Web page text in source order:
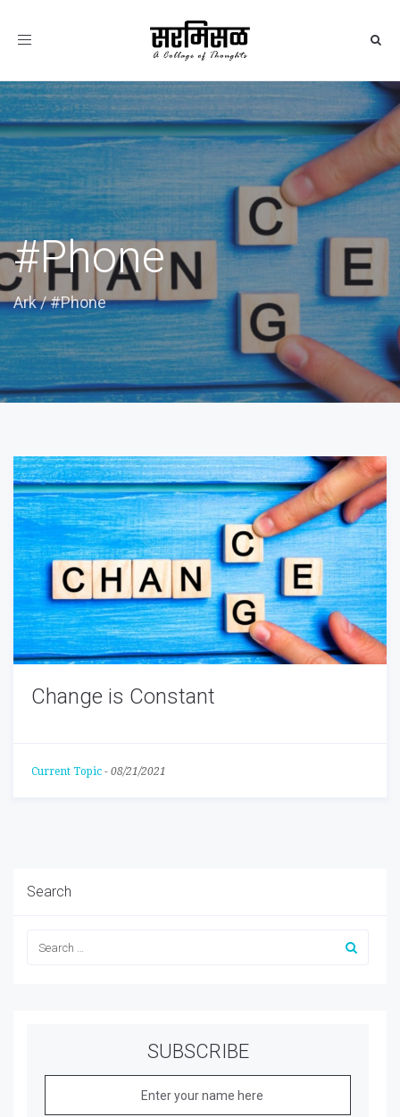
Toggle
#Phone
Ark/#Phone
Change is Constant
Current Topic - 08/21/2021
Search
SUBSCRIBE